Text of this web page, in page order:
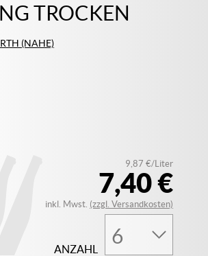
TROCKEN
(NAHE)
7,40 €
9,87 €/Liter
inkl. Mwst. (zzgl. Versandkosten)
ANZAHL